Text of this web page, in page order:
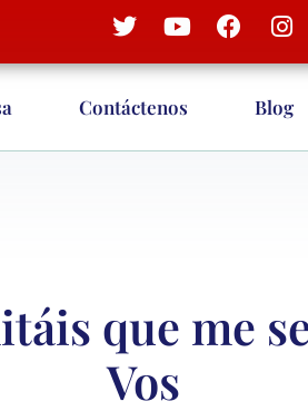
Contáctenos Blog
que me
Vos